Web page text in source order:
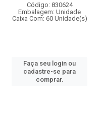
Código: 830624
Embalagem: Unidade
Caixa Com: 60 Unidade(s)
Faça seu login ou
cadastre-se para
comprar.